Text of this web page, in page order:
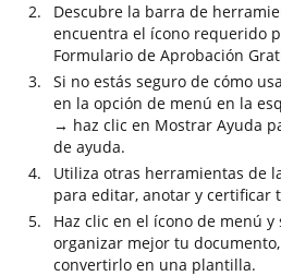
Descubre la barra de
encuentra el ícono requerido
Formulario de Aprobación
Si no estás seguro de cómo
en la opción de menú en la
→ haz clic en Mostrar Ayuda
de ayuda.
Utiliza otras herramientas de
para editar, anotar y certificar
Haz clic en el ícono de menú
organizar mejor tu
convertirlo en una plantilla.